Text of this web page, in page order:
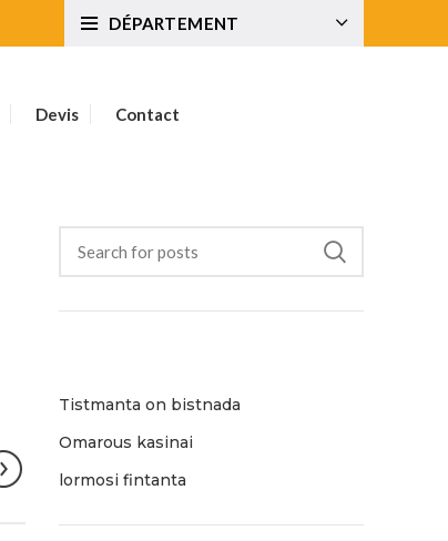
DÉPARTEMENT
Devis Contact
Tistmanta on bistnada
Omarous kasinai
lormosi fintanta